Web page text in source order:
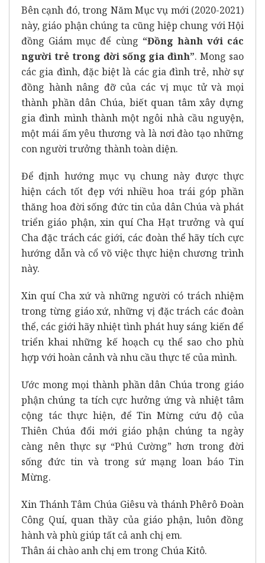
Bên cạnh đó, trong Năm Mục vụ mới (2020-2021)
này, giáo phận chúng ta cũng hiệp chung với Hội
đồng Giám mục để cùng “Đồng hành với các
người trẻ trong đời sống gia đình”. Mong sao
các gia đình, đặc biệt là các gia đình trẻ, nhờ sự
đồng hành nâng đỡ của các vị mục tử và mọi
thành phần dân Chúa, biết quan tâm xây dựng
gia đình mình thành một ngôi nhà cầu nguyện,
một mái ấm yêu thương và là nơi đào tạo những
con người trưởng thành toàn diện.
Để định hướng mục vụ chung này được thực
hiện cách tốt đẹp với nhiều hoa trái góp phần
thăng hoa đời sống đức tin của dân Chúa và phát
triển giáo phận, xin quí Cha Hạt trưởng và quí
Cha đặc trách các giới, các đoàn thể hãy tích cực
hướng dẫn và cổ võ việc thực hiện chương trình
này.
Xin quí Cha xứ và những người có trách nhiệm
trong từng giáo xứ, những vị đặc trách các đoàn
thể, các giới hãy nhiệt tình phát huy sáng kiến để
triển khai những kế hoạch cụ thể sao cho phù
hợp với hoàn cảnh và nhu cầu thực tế của mình.
Ước mong mọi thành phần dân Chúa trong giáo
phận chúng ta tích cực hưởng ứng và nhiệt tâm
cộng tác thực hiện, để Tin Mừng cứu độ của
Thiên Chúa đổi mới giáo phận chúng ta ngày
càng nên thực sự “Phú Cường” hơn trong đời
sống đức tin và trong sứ mạng loan báo Tin
Mừng.
Xin Thánh Tâm Chúa Giêsu và thánh Phêrô Đoàn
Công Quí, quan thầy của giáo phận, luôn đồng
hành và phù giúp tất cả anh chị em.
Thân ái chào anh chị em trong Chúa Kitô.